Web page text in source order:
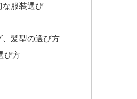
な服装選び
髪型の選び方
び方